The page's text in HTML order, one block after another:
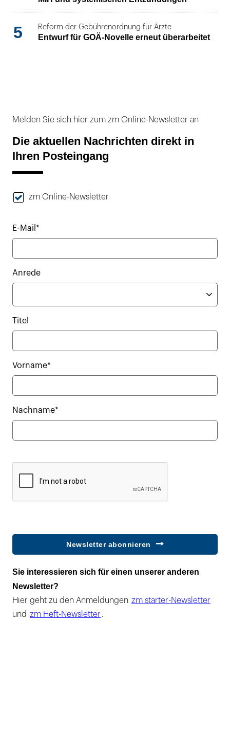
5 Reform der Gebührenordnung für Ärzte
Entwurf für GOÄ-Novelle erneut überarbeitet
Melden Sie sich hier zum zm Online-Newsletter an
Die aktuellen Nachrichten direkt in
Ihren Posteingang
zm Online-Newsletter
E-Mail*
Anrede
Titel
Vorname*
Nachname*
Newsletter abonnieren
Sie interessieren sich für einen unserer anderen
Newsletter?
Hier geht zu den Anmeldungen zm starter-Newsletter
und zm Heft-Newsletter .